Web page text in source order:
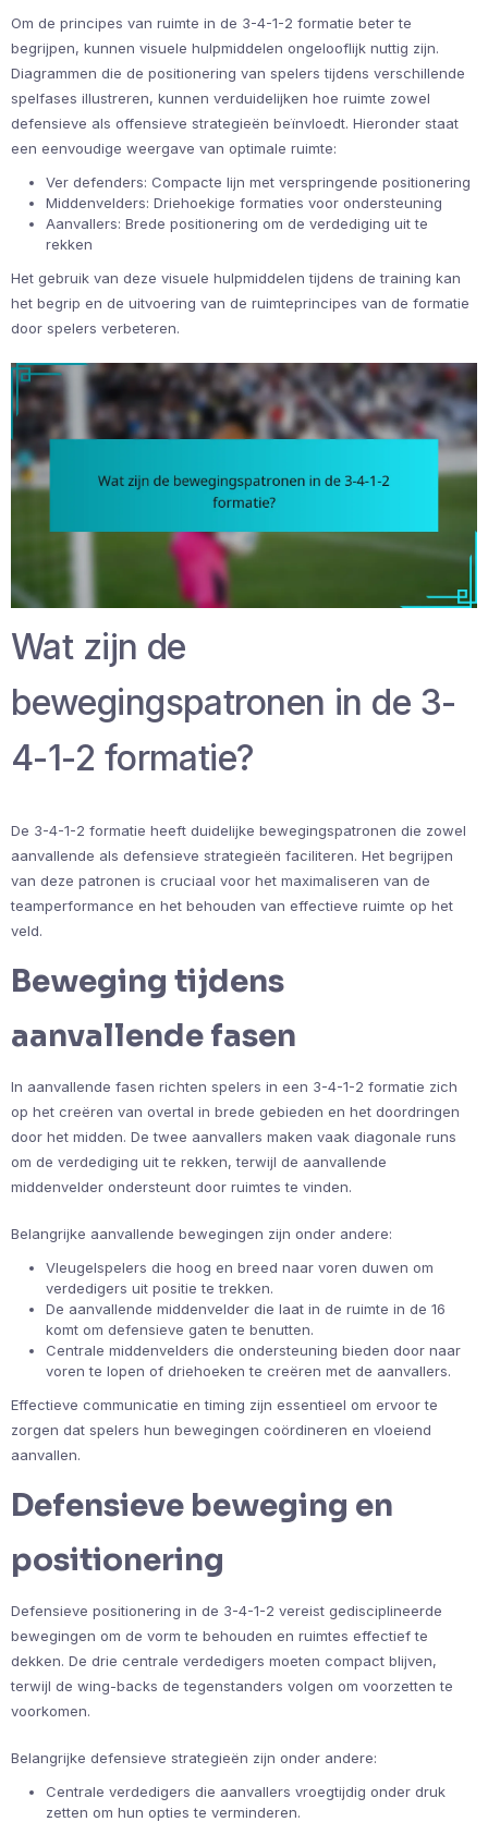
Om de principes van ruimte in de 3-4-1-2 formatie beter te
begrijpen, kunnen visuele hulpmiddelen ongelooflijk nuttig zijn.
Diagrammen die de positionering van spelers tijdens verschillende
spelfases illustreren, kunnen verduidelijken hoe ruimte zowel
defensieve als offensieve strategieën beïnvloedt. Hieronder staat
een eenvoudige weergave van optimale ruimte:
Ver defenders: Compacte lijn met verspringende positionering
Middenvelders: Driehoekige formaties voor ondersteuning
Aanvallers: Brede positionering om de verdediging uit te
rekken
Het gebruik van deze visuele hulpmiddelen tijdens de training kan
het begrip en de uitvoering van de ruimteprincipes van de formatie
door spelers verbeteren.
Wat zijn de
bewegingspatronen in de 3-
4-1-2 formatie?
De 3-4-1-2 formatie heeft duidelijke bewegingspatronen die zowel
aanvallende als defensieve strategieën faciliteren. Het begrijpen
van deze patronen is cruciaal voor het maximaliseren van de
teamperformance en het behouden van effectieve ruimte op het
veld.
Beweging tijdens
aanvallende fasen
In aanvallende fasen richten spelers in een 3-4-1-2 formatie zich
op het creëren van overtal in brede gebieden en het doordringen
door het midden. De twee aanvallers maken vaak diagonale runs
om de verdediging uit te rekken, terwijl de aanvallende
middenvelder ondersteunt door ruimtes te vinden.
Belangrijke aanvallende bewegingen zijn onder andere:
Vleugelspelers die hoog en breed naar voren duwen om
verdedigers uit positie te trekken.
De aanvallende middenvelder die laat in de ruimte in de 16
komt om defensieve gaten te benutten.
Centrale middenvelders die ondersteuning bieden door naar
voren te lopen of driehoeken te creëren met de aanvallers.
Effectieve communicatie en timing zijn essentieel om ervoor te
zorgen dat spelers hun bewegingen coördineren en vloeiend
aanvallen.
Defensieve beweging en
positionering
Defensieve positionering in de 3-4-1-2 vereist gedisciplineerde
bewegingen om de vorm te behouden en ruimtes effectief te
dekken. De drie centrale verdedigers moeten compact blijven,
terwijl de wing-backs de tegenstanders volgen om voorzetten te
voorkomen.
Belangrijke defensieve strategieën zijn onder andere:
Centrale verdedigers die aanvallers vroegtijdig onder druk
zetten om hun opties te verminderen.